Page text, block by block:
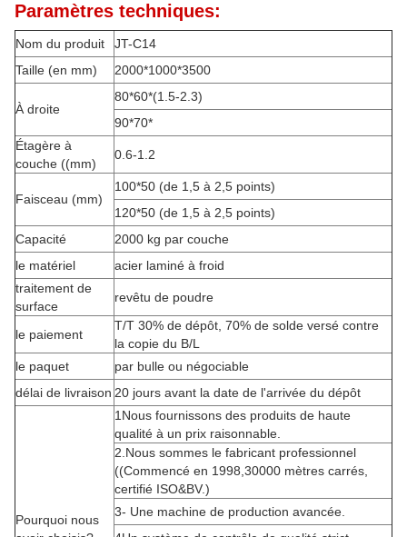
Paramètres techniques:
Nom du produit
JT-C14
Taille (en mm)
2000*1000*3500
À droite
80*60*(1.5-2.3)
90*70*
Étagère à
couche ((mm)
0.6-1.2
Faisceau (mm)
100*50 (de 1,5 à 2,5 points)
120*50 (de 1,5 à 2,5 points)
Capacité
2000 kg par couche
le matériel
acier laminé à froid
traitement de
surface
revêtu de poudre
le paiement
T/T 30% de dépôt, 70% de solde versé contre
la copie du B/L
le paquet
par bulle ou négociable
délai de livraison 20 jours avant la date de l'arrivée du dépôt
Pourquoi nous
1Nous fournissons des produits de haute
qualité à un prix raisonnable.
2.Nous sommes le fabricant professionnel
((Commencé en 1998,30000 mètres carrés,
certifié ISO&BV.)
3- Une machine de production avancée.